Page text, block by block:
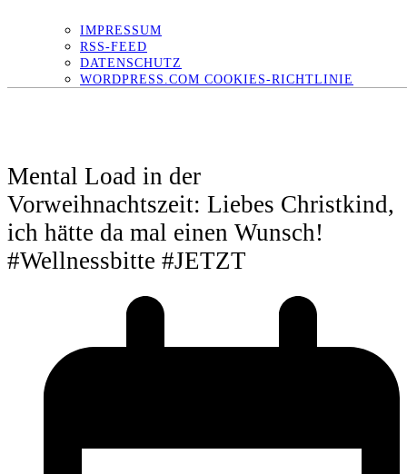
IMPRESSUM
RSS-FEED
DATENSCHUTZ
WORDPRESS.COM COOKIES-RICHTLINIE
Mental Load in der
Vorweihnachtszeit: Liebes Christkind,
ich hätte da mal einen Wunsch!
#Wellnessbitte #JETZT